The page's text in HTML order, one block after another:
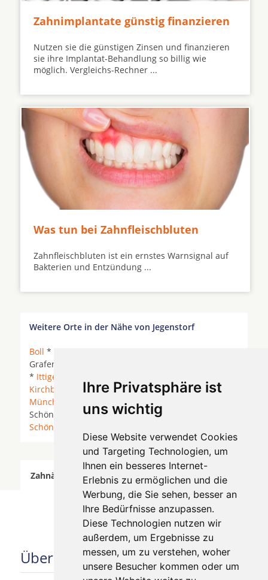
Ihre Privatsphäre ist
uns wichtig
Diese Website verwendet Cookies
und Targeting Technologien, um
Ihnen ein besseres Internet-
Erlebnis zu ermöglichen und die
Werbung, die Sie sehen, besser an
Ihre Bedürfnisse anzupassen.
Diese Technologien nutzen wir
außerdem, um Ergebnisse zu
messen, um zu verstehen, woher
unsere Besucher kommen oder um
Zahnimplantate günstig finanzieren
Nutzen sie die günstigen Zinsen und finanzieren
sie ihre Implantat-Behandlung so billig wie
möglich. Vergleichs-Rechner ...
Was tun bei Zahnfleischbluten
Zahnfleischbluten ist ein ernstes Warnsignal auf
Bakterien und Entzündung ...
Weitere Orte in der Nähe von Jegenstorf
Boll *
Grafenried * Hettiswil bei Hindelbank *
* Ittigen
Kirchberg BE
* Mattstetten *Moosseedorf*
Münchenbuchsee
* Münchringen *
Schönbühl *
Stettlen * Urtenen *
Schönbühl
Zahnärzte für Zahnimplantete in Jegenstorf wurde
am 05 August 2026 aktualisiert.
Über uns